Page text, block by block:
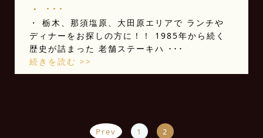
・ ･･･
・ 栃木、那須塩原、大田原エリアで ランチや
ディナーをお探しの方に！！ 1985年から続く
歴史が詰まった 老舗ステーキハ ･･･
続きを読む >>
Prev 1 2